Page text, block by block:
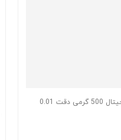
ترازوی دیجیتال 500 گرمی دقت 0.01